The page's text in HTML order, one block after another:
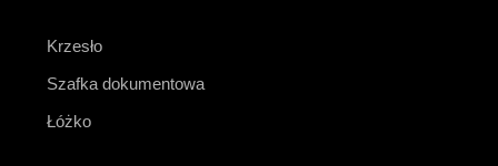
Krzesło
Szafka dokumentowa
Łóżko